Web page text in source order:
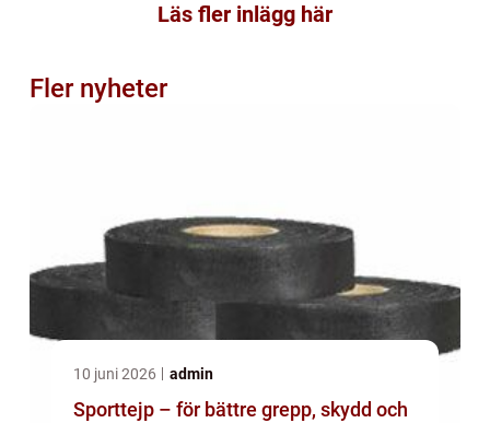
Läs fler inlägg här
Fler nyheter
10 juni 2026 admin
Sporttejp – för bättre grepp, skydd och